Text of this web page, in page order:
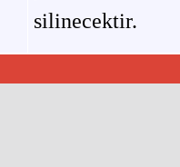
silinecektir.